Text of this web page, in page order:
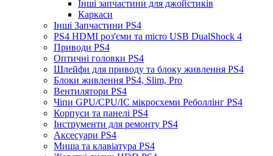
Інші запчастини для джойстиків
Каркаси
Інші Запчастини PS4
PS4 HDMI роз'єми та micro USB DualShock 4
Приводи PS4
Оптичні головки PS4
Шлейфи для приводу та блоку живлення PS4
Блоки живлення PS4, Slim, Pro
Вентилятори PS4
Чіпи GPU/CPU/IC мікросхеми Реболлінг PS4
Корпуси та панелі PS4
Інструменти для ремонту PS4
Аксесуари PS4
Миша та клавіатура PS4